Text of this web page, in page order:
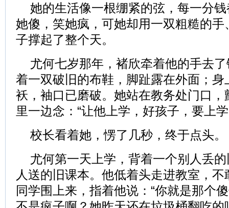
她的生活像一根绷紧的弦，每一分
她傻，笑她疯，可她却用一双粗糙的
子撑起了整个天。
尤何七岁那年，褚欣牵着他的手去
着一双破旧的布鞋，脚趾露在外面；
袄，袖口已磨破。她站在教务处门口
里一边念：“让他上学，好孩子，要上
校长看着她，愣了几秒，终于点头。
尤何第一天上学，背着一个别人丢
人送的旧课本。他低着头走进教室，
同学围上来，指着他说：“你就是那个